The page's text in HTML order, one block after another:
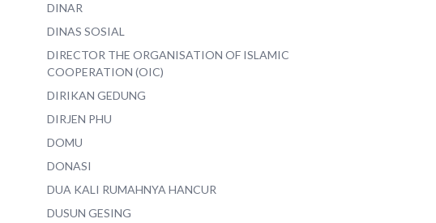
DINAR
DINAS SOSIAL
DIRECTOR THE ORGANISATION OF ISLAMIC
COOPERATION (OIC)
DIRIKAN GEDUNG
DIRJEN PHU
DOMU
DONASI
DUA KALI RUMAHNYA HANCUR
DUSUN GESING